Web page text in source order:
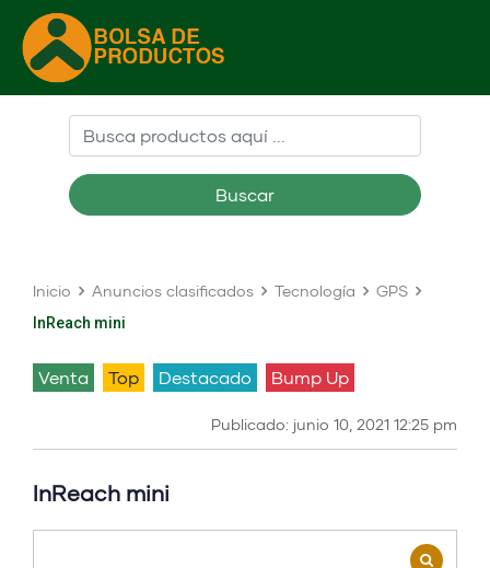
Buscar
Inicio Anuncios clasificados Tecnología GPS
InReach mini
venta Top Destacado Bump Up
Publicado: junio 10, 2021 12:25 pm
InReach mini